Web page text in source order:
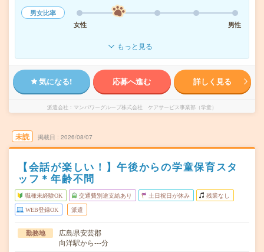
男女比率
女性
男性
もっと見る
気になる! 応募へ進む 詳しく見る
派遣会社 マンパワーグループ株式会社 ケアサービス事業部（学童）
未読 掲載日 2026/08/07
【会話が楽しい！】午後からの学童保育スタ
ッフ＊年齢不問
職種未経験OK 交通費別途支給あり 土日祝日が休み 残業なし
WEB登録OK 派遣
勤務地
広島県安芸郡
向洋駅から---分